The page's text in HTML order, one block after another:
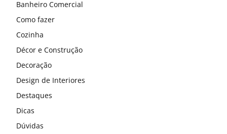
Banheiro Comercial
Como fazer
Cozinha
Décor e Construção
Decoração
Design de Interiores
Destaques
Dicas
Dúvidas